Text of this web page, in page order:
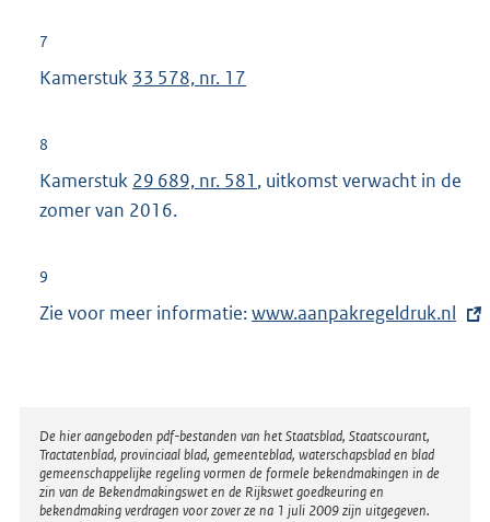
7
Kamerstuk 33 578, nr. 17
8
Kamerstuk 29 689, nr. 581 , uitkomst verwacht in de
zomer van 2016.
9
Zie voor meer informatie:E
r
n
e
www.aanpakregeldruk.nl
Disclaimer
De hier aangeboden pdf-bestanden van het Staatsblad, Staatscourant,
Tractatenblad, provinciaal blad, gemeenteblad, waterschapsblad en blad
gemeenschappelijke regeling vormen de formele bekendmakingen in de
zin van de Bekendmakingswet en de Rijkswet goedkeuring en
bekendmaking verdragen voor zover ze na 1 juli 2009 zijn uitgegeven.